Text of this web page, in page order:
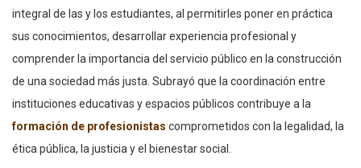
integral de las y los estudiantes, al permitirles poner en práctica
sus conocimientos, desarrollar experiencia profesional y
comprender la importancia del servicio público en la construcción
de una sociedad más justa. Subrayó que la coordinación entre
instituciones educativas y espacios públicos contribuye a la
formación de profesionistas comprometidos con la legalidad, la
ética pública, la justicia y el bienestar social.